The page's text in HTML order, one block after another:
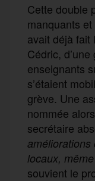
Cette double
manquants
avait déjà fait
Cédric,
enseignants
s’étaient
grève. Une
nommée
secrétaire
améliorations
locaux,
souvient le